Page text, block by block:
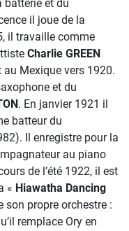
batterie et du
il joue de la
il travaille comme
Charlie GREEN
Mexique vers 1920.
et du
. En janvier 1921 il
batteur du
Il enregistre pour la
au piano
de l’été 1922, il est
« Hiawatha Dancing
son propre orchestre :
remplace Ory en